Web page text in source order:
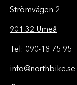
Strömvägen 2
901 32 Umeå
Tel: 090-18 75 95
info@northbike.se